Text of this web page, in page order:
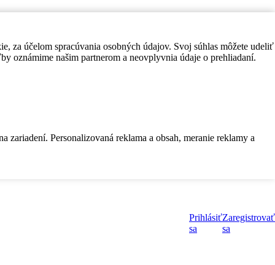
za účelom spracúvania osobných údajov. Svoj súhlas môžete udeliť
oznámime našim partnerom a neovplyvnia údaje o prehliadaní.
Personalizovaná reklama a obsah, meranie reklamy a
Prihlásiť
sa
Zaregistrovať
sa